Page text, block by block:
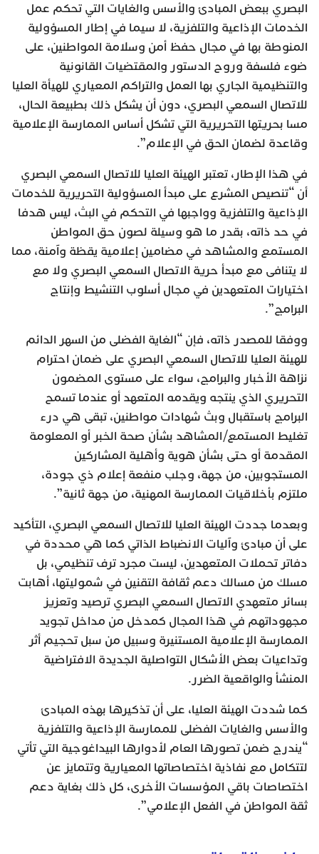
البصري ببعض المبادئ والأسس والغايات التي تحكم عمل
الخدمات الإذاعية والتلفزية، لا سيما في إطار المسؤولية
المنوطة بها في مجال حفظ أمن وسلامة المواطنين، على
ضوء فلسفة وروح الدستور والمقتضيات القانونية
والتنظيمية الجاري بها العمل والتراكم المعياري للهيأة العليا
للاتصال السمعي البصري، دون أن يشكل ذلك بطبيعة الحال،
مسا بحريتها التحريرية التي تشكل أساس الممارسة الإعلامية
وقاعدة لضمان الحق في الإعلام”.
في هذا الإطار، تعتبر الهيئة العليا للاتصال السمعي البصري
أن “تنصيص المشرع على مبدأ المسؤولية التحريرية للخدمات
الإذاعية والتلفزية وواجبها في التحكم في البث، ليس هدفا
في حد ذاته، بقدر ما هو وسيلة لصون حق المواطن
المستمع والمشاهد في مضامين إعلامية يقظة وآمنة، مما
لا يتنافى مع مبدأ حرية الاتصال السمعي البصري ولا مع
اختيارات المتعهدين في مجال أسلوب التنشيط وإنتاج
البرامج”.
ووفقا للمصدر ذاته، فإن “الغاية الفضلى من السهر الدائم
للهيئة العليا للاتصال السمعي البصري على ضمان احترام
نزاهة الأخبار والبرامج، سواء على مستوى المضمون
التحريري الذي ينتجه ويقدمه المتعهد أو عندما تسمح
البرامج باستقبال وبث شهادات مواطنين، تبقى هي درء
تغليط المستمع/المشاهد بشأن صحة الخبر أو المعلومة
المقدمة أو حتى بشأن هوية وأهلية المشاركين
المستجوبين، من جهة، وجلب منفعة إعلام ذي جودة،
ملتزم بأخلاقيات الممارسة المهنية، من جهة ثانية”.
وبعدما جددت الهيئة العليا للاتصال السمعي البصري، التأكيد
على أن مبادئ وآليات الانضباط الذاتي كما هي محددة في
دفاتر تحملات المتعهدين، ليست مجرد ترف تنظيمي، بل
مسلك من مسالك دعم ثقافة التقنين في شموليتها، أهابت
بسائر متعهدي الاتصال السمعي البصري ترصيد وتعزيز
مجهوداتهم في هذا المجال كمدخل من مداخل تجويد
الممارسة الإعلامية المستنيرة وسبيل من سبل تحجيم أثر
وتداعيات بعض الأشكال التواصلية الجديدة الافتراضية
المنشأ والواقعية الضرر.
كما شددت الهيئة العليا، على أن تذكيرها بهذه المبادئ
والأسس والغايات الفضلى للممارسة الإذاعية والتلفزية
“يندرج ضمن تصورها العام لأدوارها البيداغوجية التي تأتي
لتتكامل مع نفاذية اختصاصاتها المعيارية وتتمايز عن
اختصاصات باقي المؤسسات الأخرى، كل ذلك بغاية دعم
ثقة المواطن في الفعل الإعلامي”.